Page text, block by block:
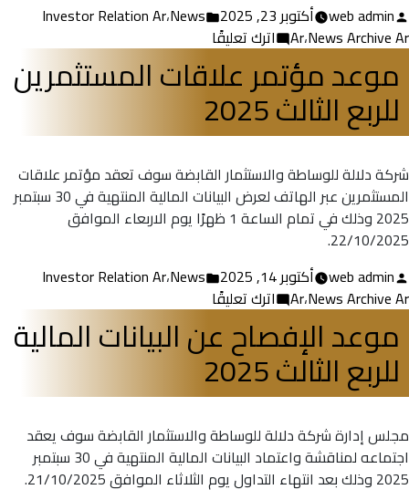
تمّ
النشر
web admin أكتوبر 23, 2025
نُشر
Investor Relation Ar،News
Ar،News Archive Ar اترك تعليقًا
الإفصاح
عن
البيانات
المالية
الثالث
للعام
2025
موعد مؤتمر علاقات المستثمرين
للربع الثالث 2025
شركة دلالة للوساطة والاستثمار القابضة سوف تعقد مؤتمر علاقات
المستثمرين عبر الهاتف لعرض البيانات المالية المنتهية في 30 سبتمبر
2025 وذلك في تمام الساعة 1 ظهرًا يوم الاربعاء الموافق
22/10/2025.
تمّ
النشر
web admin أكتوبر 14, 2025
نُشر
Investor Relation Ar،News
Ar،News Archive Ar اترك تعليقًا
مؤتمر
علاقات
المستثمرين
الثالث
2025
موعد الإفصاح عن البيانات المالية
للربع الثالث 2025
مجلس إدارة شركة دلالة للوساطة والاستثمار القابضة سوف يعقد
اجتماعه لمناقشة واعتماد البيانات المالية المنتهية في 30 سبتمبر
2025 وذلك بعد انتهاء التداول يوم الثلاثاء الموافق 21/10/2025.